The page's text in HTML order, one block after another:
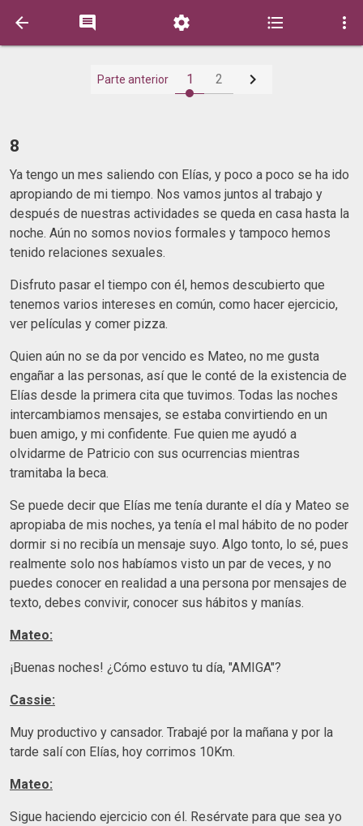
    
Parte anterior 1 2 
8
Ya tengo un mes saliendo con Elías, y poco a poco se ha ido
apropiando de mi tiempo. Nos vamos juntos al trabajo y
después de nuestras actividades se queda en casa hasta la
noche. Aún no somos novios formales y tampoco hemos
tenido relaciones sexuales.
Disfruto pasar el tiempo con él, hemos descubierto que
tenemos varios intereses en común, como hacer ejercicio,
ver películas y comer pizza.
Quien aún no se da por vencido es Mateo, no me gusta
engañar a las personas, así que le conté de la existencia de
Elías desde la primera cita que tuvimos. Todas las noches
intercambiamos mensajes, se estaba convirtiendo en un
buen amigo, y mi confidente. Fue quien me ayudó a
olvidarme de Patricio con sus ocurrencias mientras
tramitaba la beca.
Se puede decir que Elías me tenía durante el día y Mateo se
apropiaba de mis noches, ya tenía el mal hábito de no poder
dormir si no recibía un mensaje suyo. Algo tonto, lo sé, pues
realmente solo nos habíamos visto un par de veces, y no
puedes conocer en realidad a una persona por mensajes de
texto, debes convivir, conocer sus hábitos y manías.
Mateo:
¡Buenas noches! ¿Cómo estuvo tu día, "AMIGA"?
Cassie:
Muy productivo y cansador. Trabajé por la mañana y por la
tarde salí con Elías, hoy corrimos 10Km.
Mateo:
Sigue haciendo ejercicio con él. Resérvate para que sea yo